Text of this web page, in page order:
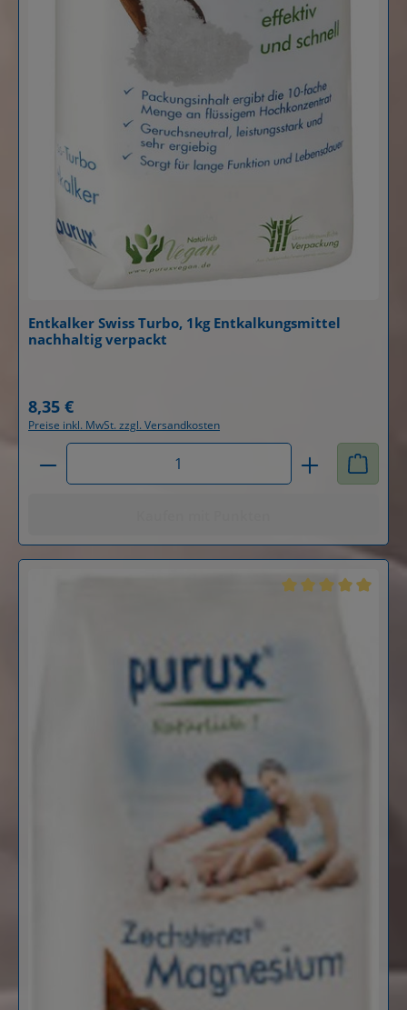
Entkalker Swiss Turbo, 1kg Entkalkungsmittel
nachhaltig verpackt
Regulärer Preis:
8,35 €
Preise inkl. MwSt. zzgl. Versandkosten
Produkt Anzahl: Gib den gewünschten Wert